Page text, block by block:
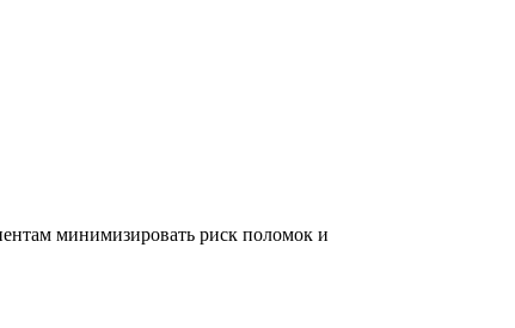
минимизировать риск поломок и